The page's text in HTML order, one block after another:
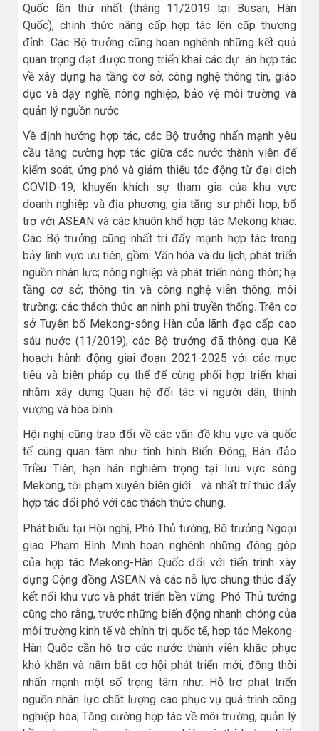
Quốc lần thứ nhất (tháng 11/2019 tại Busan, Hàn
Quốc), chính thức nâng cấp hợp tác lên cấp thượng
đỉnh. Các Bộ trưởng cũng hoan nghênh những kết quả
quan trọng đạt được trong triển khai các dự án hợp tác
về xây dựng hạ tầng cơ sở, công nghệ thông tin, giáo
dục và dạy nghề, nông nghiệp, bảo vệ môi trường và
quản lý nguồn nước.
Về định hướng hợp tác, các Bộ trưởng nhấn mạnh yêu
cầu tăng cường hợp tác giữa các nước thành viên để
kiểm soát, ứng phó và giảm thiểu tác động từ đại dịch
COVID-19; khuyến khích sự tham gia của khu vực
doanh nghiệp và địa phương; gia tăng sự phối hợp, bổ
trợ với ASEAN và các khuôn khổ hợp tác Mekong khác.
Các Bộ trưởng cũng nhất trí đẩy mạnh hợp tác trong
bảy lĩnh vực ưu tiên, gồm: Văn hóa và du lịch; phát triển
nguồn nhân lực; nông nghiệp và phát triển nông thôn; hạ
tầng cơ sở; thông tin và công nghệ viễn thông; môi
trường; các thách thức an ninh phi truyền thống. Trên cơ
sở Tuyên bố Mekong-sông Hàn của lãnh đạo cấp cao
sáu nước (11/2019), các Bộ trưởng đã thông qua Kế
hoạch hành động giai đoạn 2021-2025 với các mục
tiêu và biện pháp cụ thể để cùng phối hợp triển khai
nhằm xây dựng Quan hệ đối tác vì người dân, thịnh
vượng và hòa bình.
Hội nghị cũng trao đổi về các vấn đề khu vực và quốc
tế cùng quan tâm như tình hình Biển Đông, Bán đảo
Triều Tiên, hạn hán nghiêm trọng tại lưu vực sông
Mekong, tội phạm xuyên biên giới… và nhất trí thúc đẩy
hợp tác đối phó với các thách thức chung.
Phát biểu tại Hội nghị, Phó Thủ tướng, Bộ trưởng Ngoại
giao Phạm Bình Minh hoan nghênh những đóng góp
của hợp tác Mekong-Hàn Quốc đối với tiến trình xây
dựng Cộng đồng ASEAN và các nỗ lực chung thúc đẩy
kết nối khu vực và phát triển bền vững. Phó Thủ tướng
cũng cho rằng, trước những biến động nhanh chóng của
môi trường kinh tế và chính trị quốc tế, hợp tác Mekong-
Hàn Quốc cần hỗ trợ các nước thành viên khắc phục
khó khăn và nắm bắt cơ hội phát triển mới, đồng thời
nhấn mạnh một số trọng tâm như: Hỗ trợ phát triển
nguồn nhân lực chất lượng cao phục vụ quá trình công
nghiệp hóa; Tăng cường hợp tác về môi trường, quản lý